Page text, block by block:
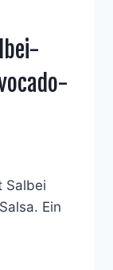
Salbei
Ein